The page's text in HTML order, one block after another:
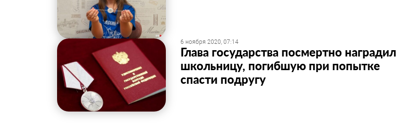
6 ноября 2020, 07:14
Глава государства посмертно наградил
школьницу, погибшую при попытке
спасти подругу